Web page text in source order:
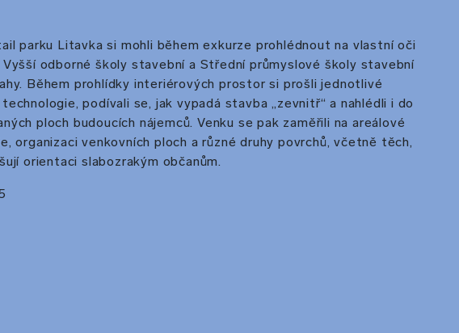
parku Litavka si mohli během exkurze prohlédnout na vlastní oči
odborné školy stavební a Střední průmyslové školy stavební
Během prohlídky interiérových prostor si prošli jednotlivé
podívali se, jak vypadá stavba „zevnitř“ a nahlédli i do
ploch budoucích nájemců. Venku se pak zaměřili na areálové
organizaci venkovních ploch a různé druhy povrchů, včetně těch,
orientaci slabozrakým občanům.